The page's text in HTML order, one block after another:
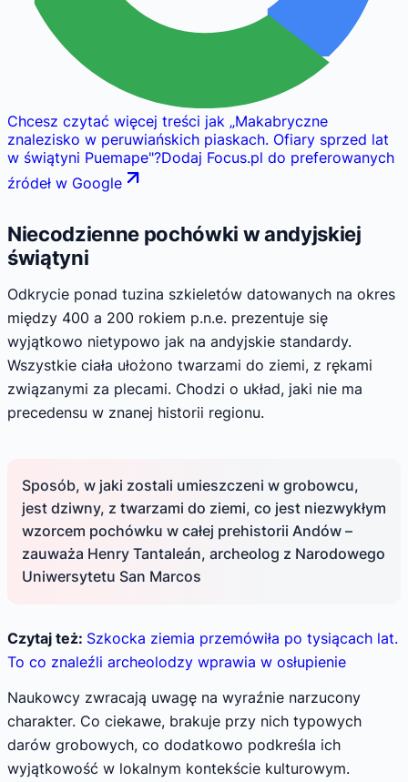
Chcesz czytać więcej treści jak „Makabryczne
znalezisko w peruwiańskich piaskach. Ofiary sprzed lat
w świątyni Puemape"?Dodaj Focus.pl do preferowanych
źródeł w Google
Niecodzienne pochówki w andyjskiej
świątyni
Odkrycie ponad tuzina szkieletów datowanych na okres
między 400 a 200 rokiem p.n.e. prezentuje się
wyjątkowo nietypowo jak na andyjskie standardy.
Wszystkie ciała ułożono twarzami do ziemi, z rękami
związanymi za plecami. Chodzi o układ, jaki nie ma
precedensu w znanej historii regionu.
Sposób, w jaki zostali umieszczeni w grobowcu,
jest dziwny, z twarzami do ziemi, co jest niezwykłym
wzorcem pochówku w całej prehistorii Andów –
zauważa Henry Tantaleán, archeolog z Narodowego
Uniwersytetu San Marcos
Czytaj też: Szkocka ziemia przemówiła po tysiącach lat.
To co znaleźli archeolodzy wprawia w osłupienie
Naukowcy zwracają uwagę na wyraźnie narzucony
charakter. Co ciekawe, brakuje przy nich typowych
darów grobowych, co dodatkowo podkreśla ich
wyjątkowość w lokalnym kontekście kulturowym.